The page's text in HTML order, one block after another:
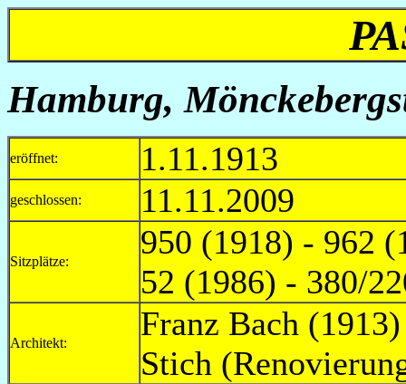
Hamburg,
eröffnet: 1.11.1913
geschlossen: 11.11.2009
Sitzplätze:
950 (1918) - 962
52 (1986) - 380/
Architekt:
Franz Bach
Stich